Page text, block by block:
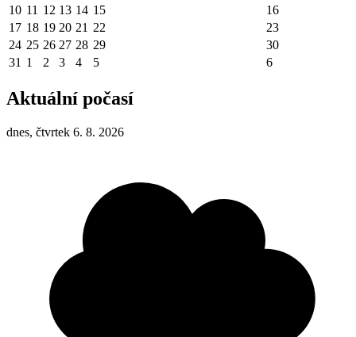
10 11 12 13 14 15
16
17 18 19 20 21 22
23
24 25 26 27 28 29
30
31 1 2 3 4 5 6
Aktuální počasí
dnes, čtvrtek 6. 8. 2026